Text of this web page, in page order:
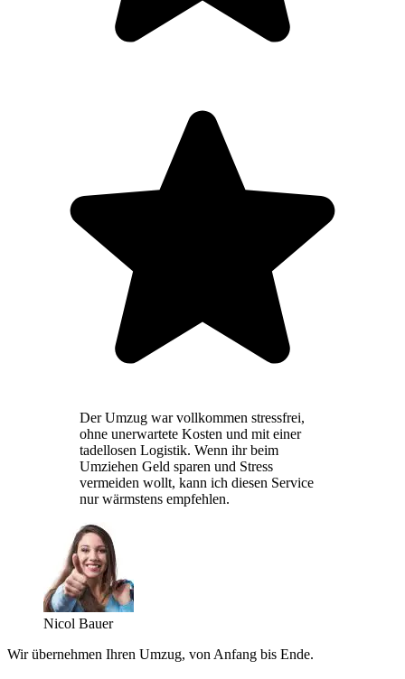
Der Umzug war vollkommen stressfrei,
ohne unerwartete Kosten und mit einer
tadellosen Logistik. Wenn ihr beim
Umziehen Geld sparen und Stress
vermeiden wollt, kann ich diesen Service
nur wärmstens empfehlen.
Nicol Bauer
Wir übernehmen Ihren Umzug, von Anfang bis Ende.